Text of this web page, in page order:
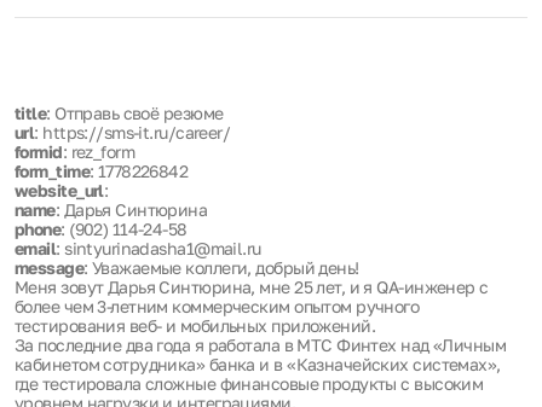
title: Отправь своё резюме
url: https://sms-it.ru/career/
formid: rez_form
form_time: 1778226842
website_url:
name: Дарья Синтюрина
phone: (902) 114-24-58
email: sintyurinadasha1@mail.ru
message: Уважаемые коллеги, добрый день!
Меня зовут Дарья Синтюрина, мне 25 лет, и я QA-инженер с
более чем 3-летним коммерческим опытом ручного
тестирования веб- и мобильных приложений.
За последние два года я работала в МТС Финтех над «Личным
кабинетом сотрудника» банка и в «Казначейских системах»,
где тестировала сложные финансовые продукты с высоким
уровнем нагрузки и интеграциями.